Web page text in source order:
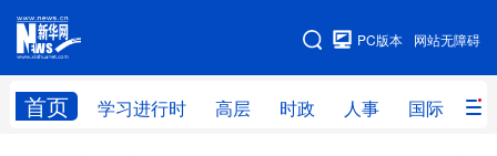
网站无障碍
PC版本
首页 学习进行时 高层 时政 人事 国际 财
网站地图